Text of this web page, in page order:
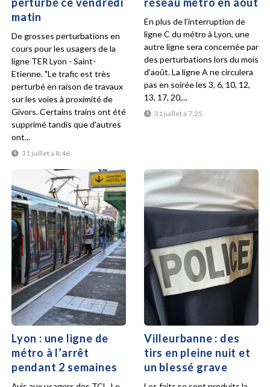
matin
31 juillet à 8:46
De grosses perturbations en
cours pour les usagers de la
ligne TER Lyon - Saint-
Etienne. "Le trafic est très
perturbé en raison de travaux
sur les voies à proximité de
Givors. Certains trains ont été
supprimé tandis que d'autres
ont...
31 juillet à 7:25
En plus de l'interruption de
ligne C du métro à Lyon, une
autre ligne sera concernée par
des perturbations lors du mois
d'août. La ligne A ne circulera
pas en soirée les 3, 6, 10, 12,
13, 17, 20,...
Lyon : une ligne de
métro à l’arrêt
pendant 2 semaines
Villeurbanne : des
tirs en pleine nuit et
un blessé grave